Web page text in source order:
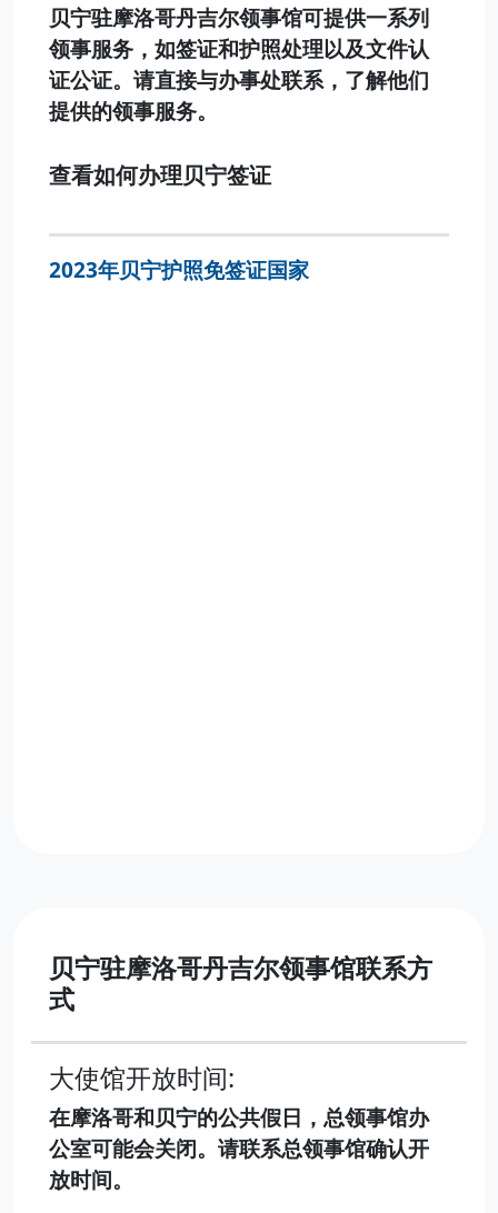
贝宁驻摩洛哥丹吉尔领事馆可提供一系列
领事服务，如签证和护照处理以及文件认
证公证。请直接与办事处联系，了解他们
提供的领事服务。
查看如何办理贝宁签证
2023年贝宁护照免签证国家
贝宁驻摩洛哥丹吉尔领事馆联系方
式
大使馆开放时间:
在摩洛哥和贝宁的公共假日，总领事馆办
公室可能会关闭。请联系总领事馆确认开
放时间。